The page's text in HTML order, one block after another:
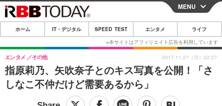
CLOSE
ホーム
IT・デジタル
IT・デジタルTOP スマートフォン
SPEED TEST
MENU
ホーム IT・デジタル SPEED TEST エンタメ ライフ
指原莉乃、矢吹奈子とのキス写真を公開！「さ
しなこ不仲だけど需要あるから」
エンタメ その他 2017.11.27（月）22:27